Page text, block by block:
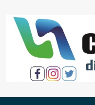
contenido